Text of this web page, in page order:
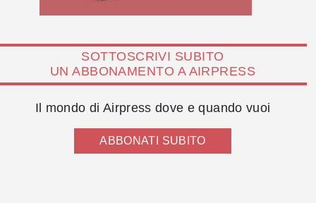
SOTTOSCRIVI SUBITO
UN ABBONAMENTO A AIRPRESS
Il mondo di Airpress dove e quando vuoi
ABBONATI SUBITO